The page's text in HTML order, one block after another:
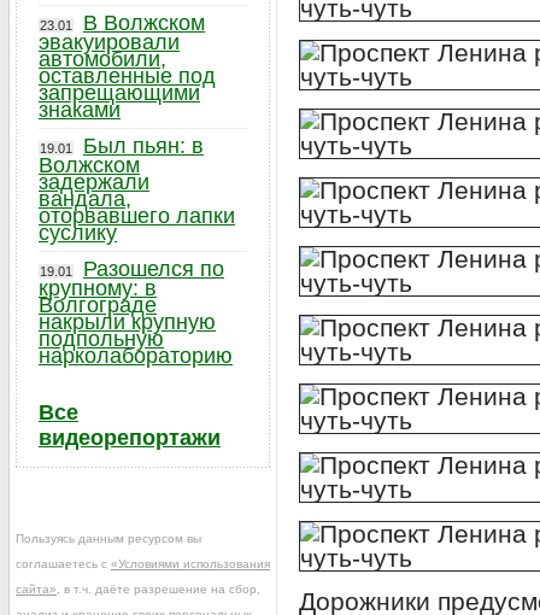
Дорожники
23.01
В Волжском
эвакуировали
автомобили,
оставленные под
запрещающими
знаками
19.01
Был пьян: в
Волжском
задержали
вандала,
оторвавшего лапки
суслику
19.01
Разошелся по
крупному: в
Волгограде
накрыли крупную
подпольную
нарколабораторию
Все
видеорепортажи
Пользуясь данным ресурсом вы
соглашаетесь с «Условиями использования
сайта» , в т.ч. даёте разрешение на сбор,